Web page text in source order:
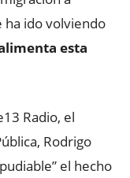
ha ido volviendo
esta
Radio, el
Rodrigo
el hecho